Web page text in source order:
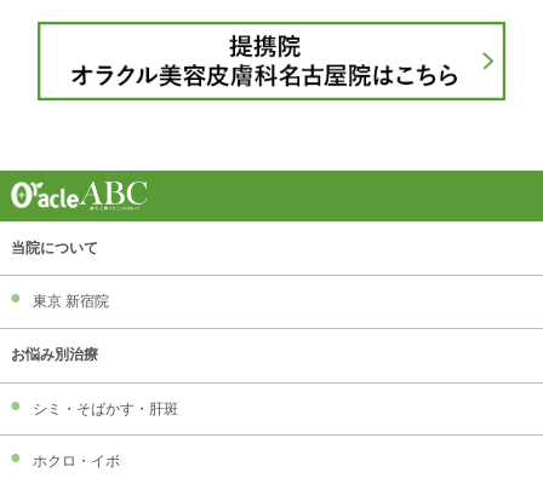
当院について
東京 新宿院
お悩み別治療
シミ・そばかす・肝斑
ホクロ・イボ